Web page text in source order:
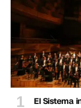
El Sistema